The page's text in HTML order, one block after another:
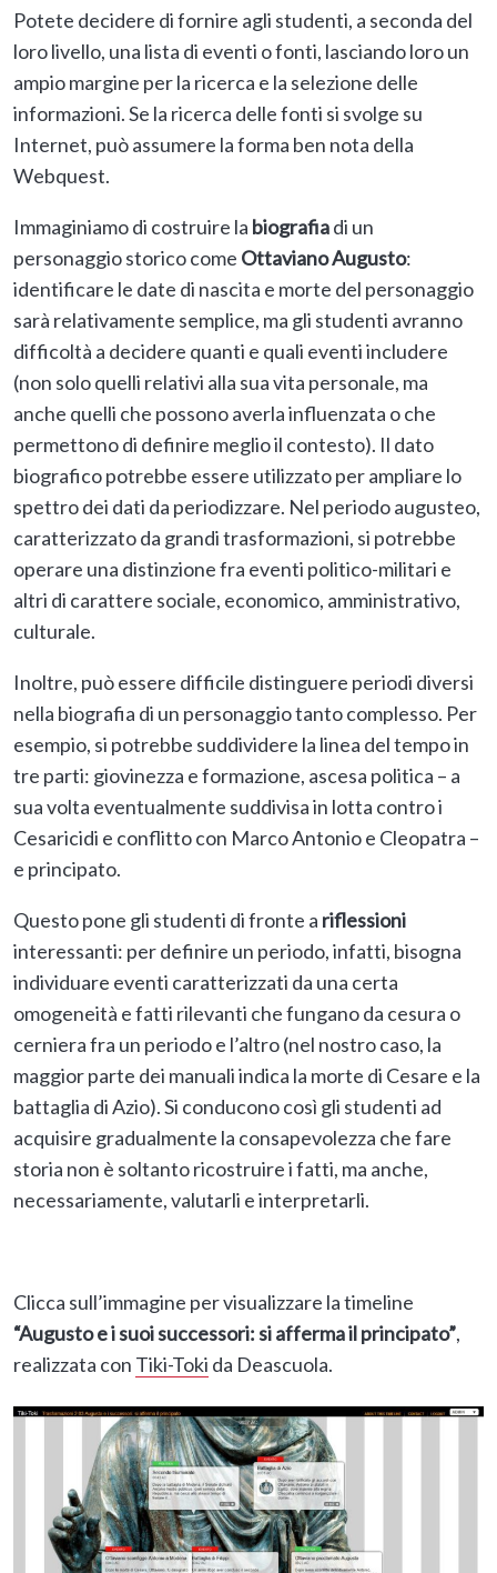
Potete decidere di fornire agli studenti, a seconda del
loro livello, una lista di eventi o fonti, lasciando loro un
ampio margine per la ricerca e la selezione delle
informazioni. Se la ricerca delle fonti si svolge su
Internet, può assumere la forma ben nota della
Webquest.
Immaginiamo di costruire la biografiadi un
personaggio storico come Ottaviano Augusto:
identificare le date di nascita e morte del personaggio
sarà relativamente semplice, ma gli studenti avranno
difficoltà a decidere quanti e quali eventi includere
(non solo quelli relativi alla sua vita personale, ma
anche quelli che possono averla influenzata o che
permettono di definire meglio il contesto). Il dato
biografico potrebbe essere utilizzato per ampliare lo
spettro dei dati da periodizzare. Nel periodo augusteo,
caratterizzato da grandi trasformazioni, si potrebbe
operare una distinzione fra eventi politico-militari e
altri di carattere sociale, economico, amministrativo,
culturale.
Inoltre, può essere difficile distinguere periodi diversi
nella biografia di un personaggio tanto complesso. Per
esempio, si potrebbe suddividere la linea del tempo in
tre parti: giovinezza e formazione, ascesa politica – a
sua volta eventualmente suddivisa in lotta contro i
Cesaricidi e conflitto con Marco Antonio e Cleopatra –
e principato.
Questo pone gli studenti di fronte a riflessioni
interessanti: per definire un periodo, infatti, bisogna
individuare eventi caratterizzati da una certa
omogeneità e fatti rilevanti che fungano da cesura o
cerniera fra un periodo e l’altro (nel nostro caso, la
maggior parte dei manuali indica la morte di Cesare e la
battaglia di Azio). Si conducono così gli studenti ad
acquisire gradualmente la consapevolezza che fare
storia non è soltanto ricostruire i fatti, ma anche,
necessariamente, valutarli e interpretarli.
Clicca sull’immagine per visualizzare la timeline
“Augusto e i suoi successori: si afferma il principato”,
realizzata con Tiki-Toki da Deascuola.